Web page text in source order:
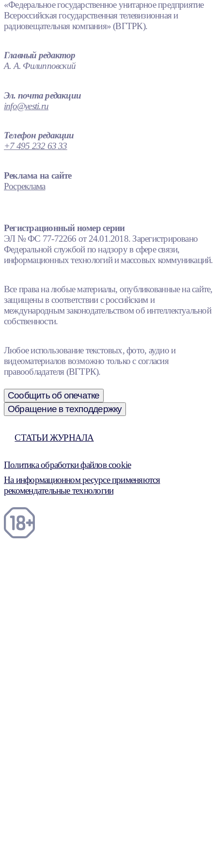
«Федеральное государственное унитарное предприятие
Всероссийская государственная телевизионная и
радиовещательная компания» (ВГТРК).
Главный редактор
А. А. Филипповский
Эл. почта редакции
info@vesti.ru
Телефон редакции
+7 495 232 63 33
Реклама на сайте
Росреклама
Регистрационный номер серии
ЭЛ № ФС 77-72266 от 24.01.2018. Зарегистрировано
Федеральной службой по надзору в сфере связи,
информационных технологий и массовых коммуникаций.
Все права на любые материалы, опубликованные на сайте,
защищены в соответствии с российским и
международным законодательством об интеллектуальной
собственности.
Любое использование текстовых, фото, аудио и
видеоматериалов возможно только с согласия
правообладателя (ВГТРК).
Сообщить об опечатке
Обращение в техподдержку
СТАТЬИ ЖУРНАЛА
Политика обработки файлов cookie
На информационном ресурсе применяются
рекомендательные технологии